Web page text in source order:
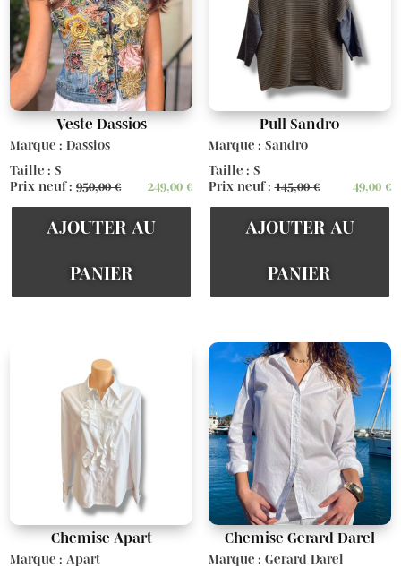
Veste Dassios
Marque : Dassios
Taille : S
Prix neuf :950,00€ 249,00€
AJOUTER AU
PANIER
Pull Sandro
Marque : Sandro
Taille : S
Prix neuf :145,00€ 49,00 €
AJOUTER AU
PANIER
Chemise Apart
Marque : Apart
Chemise Gerard Darel
Marque : Gerard Darel